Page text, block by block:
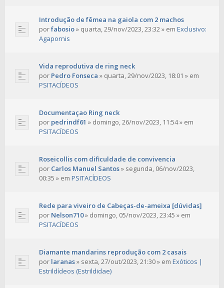
Introdução de fêmea na gaiola com 2 machos
porfabosio» quarta, 29/nov/2023, 23:32» em Exclusivo:
Agapornis
Vida reprodutiva de ring neck
por Pedro Fonseca » quarta, 29/nov/2023, 18:01 » em
PSITACÍDEOS
Documentaçao Ring neck
por pedrindf61 » domingo, 26/nov/2023, 11:54» em
PSITACÍDEOS
Roseicollis com dificuldade de convivencia
por Carlos Manuel Santos» segunda, 06/nov/2023,
00:35 » em PSITACÍDEOS
Rede para viveiro de Cabeças-de-ameixa [dúvidas]
por Nelson710» domingo, 05/nov/2023, 23:45 » em
PSITACÍDEOS
Diamante mandarins reprodução com 2 casais
por laranas» sexta, 27/out/2023, 21:30» em Exóticos |
Estrildídeos (Estrildidae)